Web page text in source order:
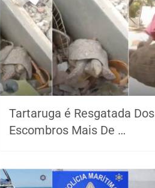
Tartaruga é Resgatada Dos
Escombros Mais De …